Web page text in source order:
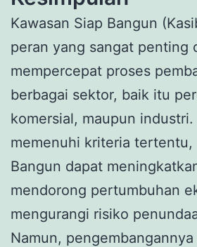
Kawasan Siap Bangun
peran yang sangat penting
mempercepat proses
berbagai sektor, baik itu
komersial, maupun industri.
memenuhi kriteria tertentu,
Bangun dapat
mendorong pertumbuhan
mengurangi risiko
Namun,